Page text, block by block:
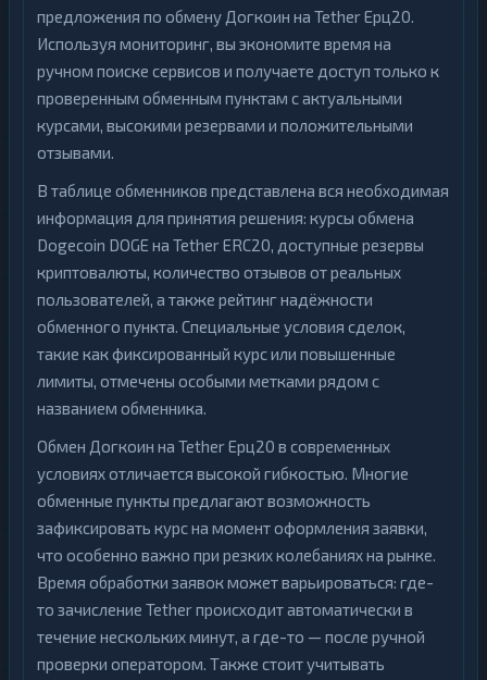
предложения по обмену Догкоин на Tether Ерц20.
Используя мониторинг, вы экономите время на
ручном поиске сервисов и получаете доступ только к
проверенным обменным пунктам с актуальными
курсами, высокими резервами и положительными
отзывами.
В таблице обменников представлена вся необходимая
информация для принятия решения: курсы обмена
Dogecoin DOGE на Tether ERC20, доступные резервы
криптовалюты, количество отзывов от реальных
пользователей, а также рейтинг надёжности
обменного пункта. Специальные условия сделок,
такие как фиксированный курс или повышенные
лимиты, отмечены особыми метками рядом с
названием обменника.
Обмен Догкоин на Tether Ерц20 в современных
условиях отличается высокой гибкостью. Многие
обменные пункты предлагают возможность
зафиксировать курс на момент оформления заявки,
что особенно важно при резких колебаниях на рынке.
Время обработки заявок может варьироваться: где-
то зачисление Tether происходит автоматически в
течение нескольких минут, а где-то — после ручной
проверки оператором. Также стоит учитывать